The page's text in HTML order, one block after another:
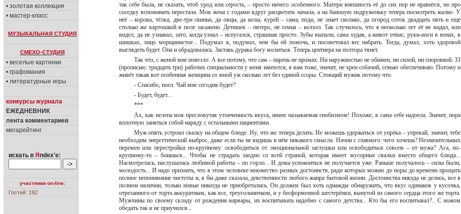
• золотая коллекция
• мастер-класс
МУЗЫКАЛЬНАЯ СТУДИЯ
СМЕХО-СТУДИЯ
• веселые картинки
• графомания
• литературные игры
конкурсы журнала
ЕЖЕДНЕВНИК
лента комментариев
мегарейтинг
искать в Я ndex'е:
участники on-line:
Гостей: 192
так себе была, не сказать, чтоб урод или серость, – просто ничего особенного. Матери внешность её до сих пор не нравится, но про
соседку вспоминать перестала. Моя жена с годами вдруг расцветать начала, а на бывшую подруженьку теперь посмотреть жалко. У
неё – корова, тёлка, две-три свиньи, да овцы, да козы, курей – сама, поди, не знает сколько, да огород соток двадцать пять и ещё
столько же картошкой в поле засажено. Детишек – пятеро, не семья – колхоз. Так случилось, что я несколько лет её не видал, или
видел, да не узнавал, зато, когда узнал – испугался, страшная просто. Зубы выпали, сама худая, а живот отвис, руки-ноги в венах, в
шишках, лицо морщинистое... Подумал я, подумал, чем бы ей помочь, и посоветовал вес набрать. Тогда, думал, хоть здоровой
выглядеть будет. Она и обрадовалась. Заставь дурака богу молиться. Теперь центнера на полтора тянет.
Так что, с женой мне повезло. А все потому, что сам – парень не промах. Ни наружностью не обижен, ни силой, ни сноровкой: 33
(прописью: тридцать три) рабочих специальности у меня имеются, я вам тоже, значит, не хрен собачий, семью обеспечиваю. Потому и
живёт такая вот особенная женщина со мной уж сколько лет без единой ссоры. Стоящий мужик потому что.
- Спасибо, поел. Чай мне сегодня будет?
- Будет, будет...
***
Ах, как нелепа моя пресловутая утонченность вкуса, иначе называемая снобизмом! Похоже, я сама себе надоела. Значит, пора
вплотную заняться собой наряду с остальными пациентами.
Муж опять устроил свалку на общем блюде. Ну, что же теперь делать. Не можешь удержаться от упрёка – упрекай, значит, тебе
необходим энергетический выброс, даже если ты не видишь в нём никакого смысла. Начни с главного: чего хочешь? Незначительных
перемен или перестройки по-крупному: освободиться от эмоциональной заглушки или освободиться совсем – от мужа? Ага, по-
крупному-то – боишься... Чтобы не страдать заодно со всей страной, которая имеет мусорные свалки вместо общего блюда...
Насмотрелась, наслушалась любимой работы – по горло... И дома успокоиться не получается уже. Раньше получалось – силы были,
молодость... И надо признать, что в этом человеке множество разных достоинств, ради которых можно до поры до времени прощать
полное непонимание чистоты и, я бы даже сказала, девственности любого жанра бытовой жизни. Достоинства никуда не делись, все в
полном наличии, только новые никогда не приобретались. Он должен был хоть однажды обнаружить, что вкус одинаков у кусочка,
отрезанного от торта аккуратным, как все, треугольничком, и у бесформенной шес­терёнки, вынутой из самого сердца этого же торта.
Мужчины по своему складу от рождения варвары, их воспитывать надобно с самого детства... Кто бы его воспитывал?.. С ножом
обедать так и не приучился...